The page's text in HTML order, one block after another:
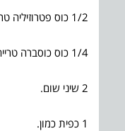
1/2 כוס פטרוזיליה טרייה.
1/4 כוס כוסברה טרייה.
2 שיני שום.
1 כפית כמון.